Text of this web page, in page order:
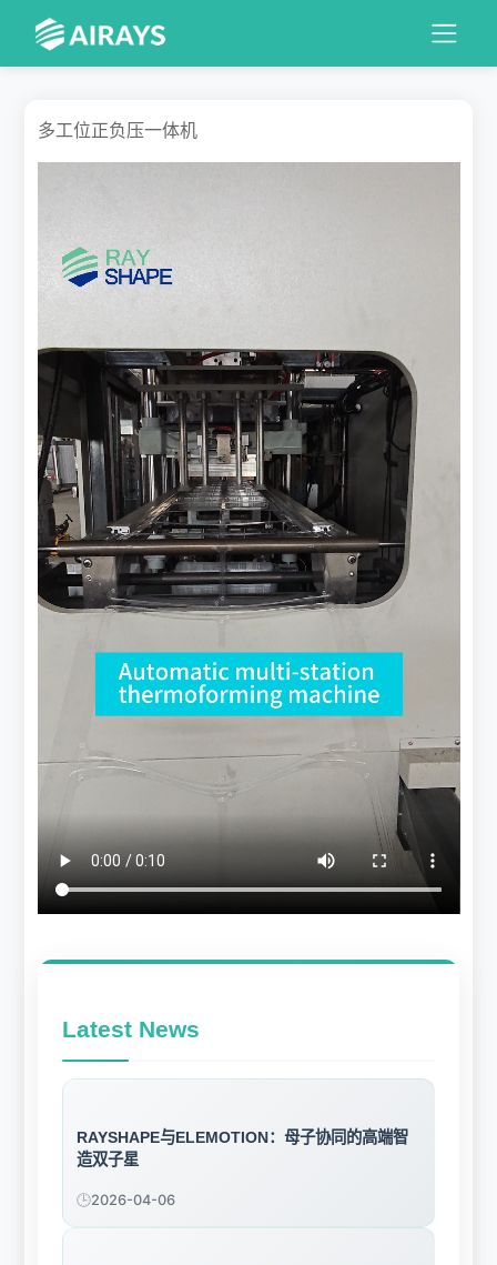
多工位正负压一体机
Latest News
RAYSHAPE与ELEMOTION：母子协同的高端智
造双子星
2026-04-06